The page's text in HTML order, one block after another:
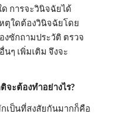
การจะวินิจฉัยได้
ตุใดต้องวินิจฉัยโดย
ซักถามประวัติ ตรวจ
ๆ เพิ่มเติม จึงจะ
จะต้องทำอย่างไร?
เป็นที่สงสัยกันมากก็คือ